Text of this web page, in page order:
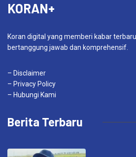
KORAN+
Koran digital yang memberi kabar
bertanggung jawab dan komprehensif.
– Disclaimer
– Privacy Policy
– Hubungi Kami
Berita Terbaru